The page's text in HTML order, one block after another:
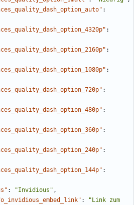
:
:
:
:
:
:
:
:
:
: "Invidious" ,
:
"Link zum